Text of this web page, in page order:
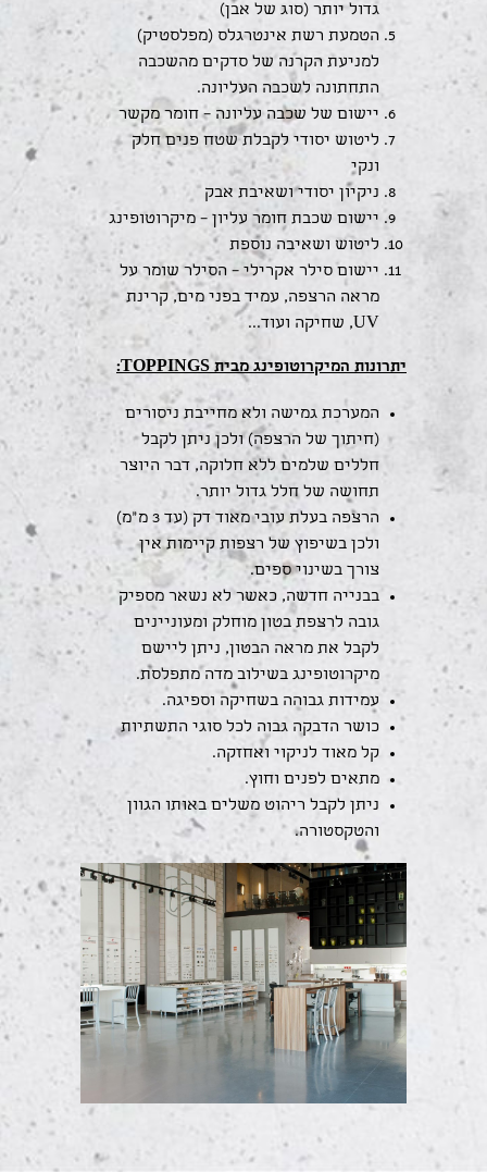
גדול יותר (סוג של אבן)
הטמעת רשת אינטרגלס (מפלסטיק)
למניעת הקרנה של סדקים מהשכבה
התחתונה לשכבה העליונה.
יישום של שכבה עליונה – חומר מקשר
ליטוש יסודי לקבלת שטח פנים חלק
ונקי
ניקיון יסודי ושאיבת אבק
יישום שכבת חומר עליון – מיקרוטופינג
ליטוש ושאיבה נוספת
יישום סילר אקרילי – הסילר שומר על
מראה הרצפה, עמיד בפני מים, קרינת
UV, שחיקה ועוד...
יתרונות המיקרוטופינג מביתTOPPINGS
:
המערכת גמישה ולא מחייבת ניסורים
(חיתוך של הרצפה) ולכן ניתן לקבל
חללים שלמים ללא חלוקה, דבר היוצר
תחושה של חלל גדול יותר.
הרצפה בעלת עובי מאוד דק (עד 3 מ"מ)
ולכן בשיפוץ של רצפות קיימות אין
צורך בשינוי ספים.
בבנייה חדשה, כאשר לא נשאר מספיק
גובה לרצפת בטון מוחלק ומעוניינים
לקבל את מראה הבטון, ניתן ליישם
מיקרוטופינג בשילוב מדה מתפלסת.
עמידות גבוהה בשחיקה וספיגה.
כושר הדבקה גבוה לכל סוגי התשתיות
קל מאוד לניקוי ואחזקה.
מתאים לפנים וחוץ.
ניתן לקבל ריהוט משלים באותו הגוון
והטקסטורה.